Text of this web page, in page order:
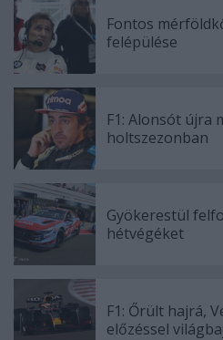
Fontos
felépülése
F1: Alonsót újra
holtszezonban
Gyökerestül
hétvégéket
F1: Őrült hajrá,
előzéssel